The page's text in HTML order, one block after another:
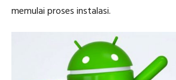
memulai proses instalasi.